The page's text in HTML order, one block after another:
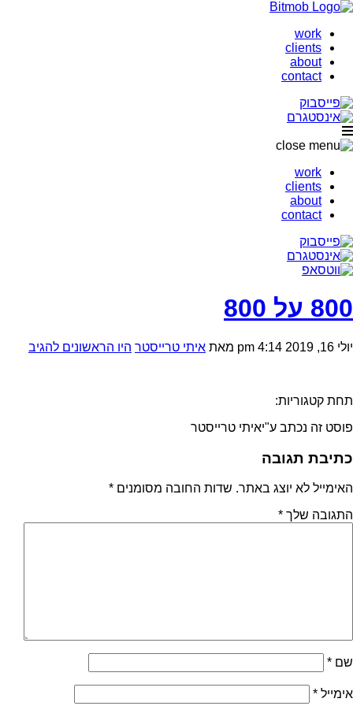
work
clients
about
contact
work
clients
about
contact
800 על 800
יולי 16, 2019 4:14 pm מאת איתי טרייסטר היו הראשונים להגיב
תחת קטגוריות:
פוסט זה נכתב ע"יאיתי טרייסטר
כתיבת תגובה
האימייל לא יוצג באתר. שדות החובה מסומנים *
התגובה שלך *
שם *
אימייל *